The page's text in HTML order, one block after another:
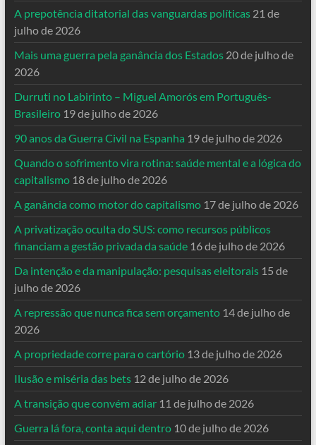
A prepotência ditatorial das vanguardas políticas 21 de
julho de 2026
Mais uma guerra pela ganância dos Estados 20 de julho de
2026
Durruti no Labirinto – Miguel Amorós em Português-
Brasileiro 19 de julho de 2026
90 anos da Guerra Civil na Espanha 19 de julho de 2026
Quando o sofrimento vira rotina: saúde mental e a lógica do
capitalismo 18 de julho de 2026
A ganância como motor do capitalismo 17 de julho de 2026
A privatização oculta do SUS: como recursos públicos
financiam a gestão privada da saúde 16 de julho de 2026
Da intenção e da manipulação: pesquisas eleitorais 15 de
julho de 2026
A repressão que nunca fica sem orçamento 14 de julho de
2026
A propriedade corre para o cartório 13 de julho de 2026
Ilusão e miséria das bets 12 de julho de 2026
A transição que convém adiar 11 de julho de 2026
Guerra lá fora, conta aqui dentro 10 de julho de 2026